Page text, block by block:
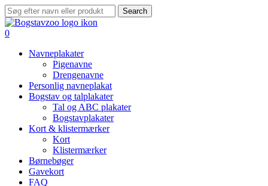
Skip
to
main
Search
Close
Search
search
0
Navneplakater
Pigenavne
Drengenavne
Personlig navneplakat
Bogstav og talplakater
Tal og ABC plakater
Bogstavplakater
Kort & klistermærker
Kort
Klistermærker
Børnebøger
Gavekort
FAQ